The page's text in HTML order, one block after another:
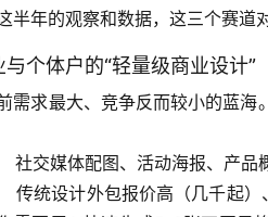
半年的观察和数据，这三个赛道
与个体户的“轻量级商业设计”
需求最大、竞争反而较小的蓝
社交媒体配图、活动海报、产品
传统设计外包报价高（几千起）